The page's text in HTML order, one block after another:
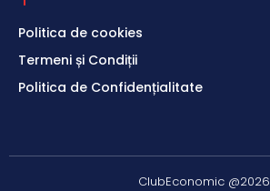
Politica de cookies
Termeni și Condiții
Politica de Confidențialitate
ClubEconomic @2026